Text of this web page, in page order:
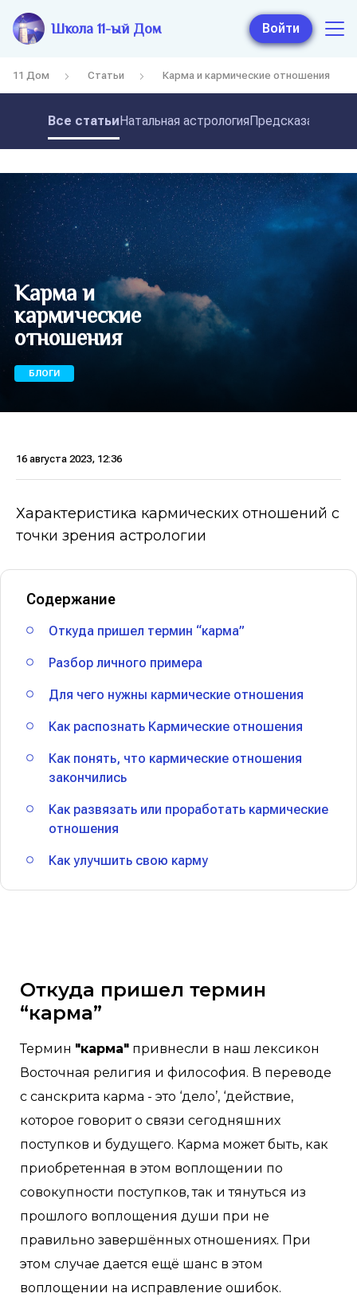
Школа 11-ый Дом Войти
11 Дом Статьи Карма и кармические отношения
Все статьиНатальная астрология
Карма и
кармические
отношения
БЛОГИ
16 августа 2023, 12:36
Характеристика кармических отношений с
точки зрения астрологии
Содержание
Откуда пришел термин “карма”
Разбор личного примера
Для чего нужны кармические отношения
Как распознать Кармические отношения
Как понять, что кармические отношения
закончились
Как развязать или проработать кармические
отношения
Как улучшить свою карму
Откуда пришел термин
“карма”
Термин "карма" привнесли в наш лексикон
Восточная религия и философия. В переводе
с санскрита карма - это ‘дело’, ‘действие,
которое говорит о связи сегодняшних
поступков и будущего. Карма может быть, как
приобретенная в этом воплощении по
совокупности поступков, так и тянуться из
прошлого воплощения души при не
правильно завершённых отношениях. При
этом случае дается ещë шанс в этом
воплощении на исправление ошибок.